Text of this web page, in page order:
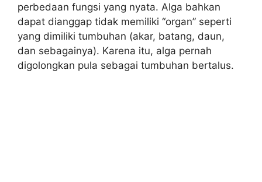
perbedaan fungsi yang nyata. Alga bahkan
dapat dianggap tidak memiliki “organ” seperti
yang dimiliki tumbuhan (akar, batang, daun,
dan sebagainya). Karena itu, alga pernah
digolongkan pula sebagai tumbuhan bertalus.